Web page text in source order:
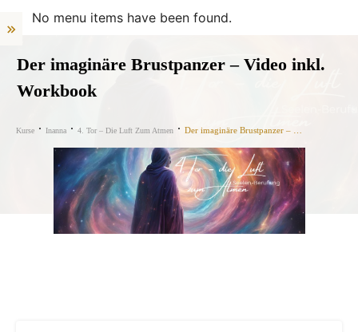
No menu items have been found.
Der imaginäre Brustpanzer – Video inkl.
Workbook
Kurse Inanna 4. Tor – Die Luft Zum Atmen